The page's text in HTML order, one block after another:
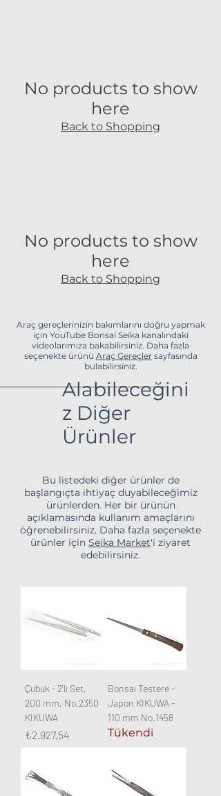
No products to show
here
Back to Shopping
No products to show
here
Back to Shopping
Araç gereçlerinizin bakımlarını doğru yapmak
için YouTube Bonsai Seika kanalındaki
videolarımıza bakabilirsiniz. Daha fazla
seçenekte ürünü Araç Gereçlersayfasında
bulabilirsiniz.
Alabileceğini
z Diğer
Ürünler
Bu listedeki diğer ürünler de
başlangıçta ihtiyaç duyabileceğimiz
ürünlerden. Her bir ürünün
açıklamasında kullanım amaçlarını
öğrenebilirsiniz. Daha fazla seçenekte
ürünler için Seika Market'i ziyaret
edebilirsiniz.
Çubuk - 2'li Set,
200 mm, No.2350
KIKUWA
Fiyat
₺2.927,54
Bonsai Testere -
Japon KIKUWA -
110 mm No.1458
Tükendi